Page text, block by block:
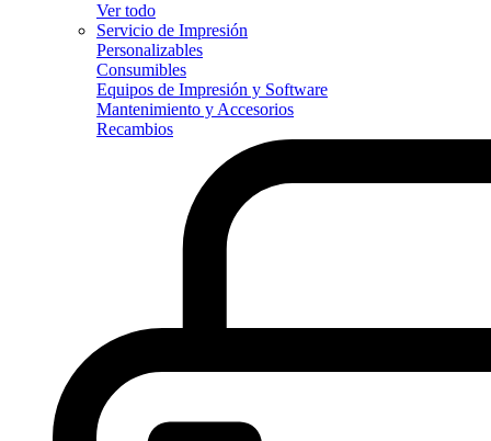
Ver todo
Servicio de Impresión
Personalizables
Consumibles
Equipos de Impresión y Software
Mantenimiento y Accesorios
Recambios